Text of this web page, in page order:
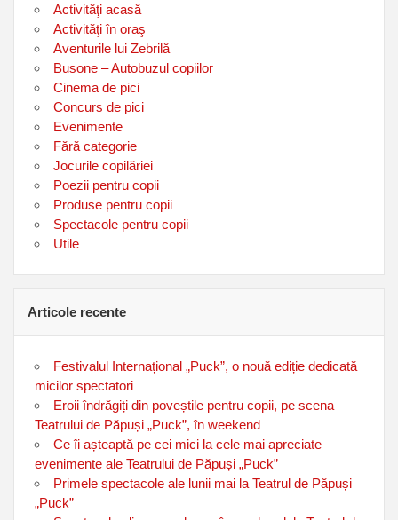
Activităţi acasă
Activităţi în oraş
Aventurile lui Zebrilă
Busone – Autobuzul copiilor
Cinema de pici
Concurs de pici
Evenimente
Fără categorie
Jocurile copilăriei
Poezii pentru copii
Produse pentru copii
Spectacole pentru copii
Utile
Articole recente
Festivalul Internațional „Puck”, o nouă ediție dedicată
micilor spectatori
Eroii îndrăgiți din poveștile pentru copii, pe scena
Teatrului de Păpuși „Puck”, în weekend
Ce îi așteaptă pe cei mici la cele mai apreciate
evenimente ale Teatrului de Păpuși „Puck”
Primele spectacole ale lunii mai la Teatrul de Păpuși
„Puck”